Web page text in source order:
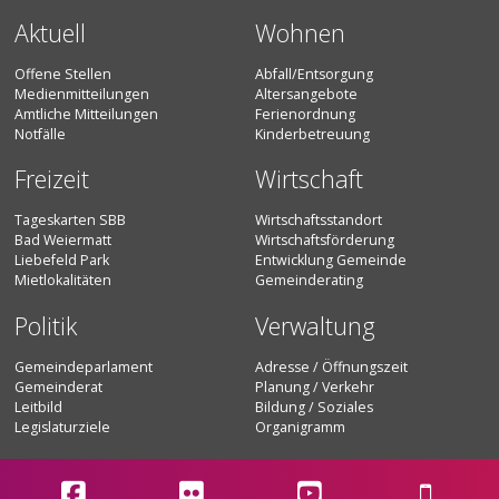
Aktuell
Offene Stellen
Medienmitteilungen
Amtliche Mitteilungen
Notfälle
Wohnen
Abfall/Entsorgung
Altersangebote
Ferienordnung
Kinderbetreuung
Freizeit
Tageskarten SBB
Bad Weiermatt
Liebefeld Park
Mietlokalitäten
Wirtschaft
Wirtschaftsstandort
Wirtschaftsförderung
Entwicklung Gemeinde
Gemeinderating
Politik
Gemeindeparlament
Gemeinderat
Leitbild
Legislaturziele
Verwaltung
Adresse / Öffnungszeit
Planung / Verkehr
Bildung / Soziales
Organigramm